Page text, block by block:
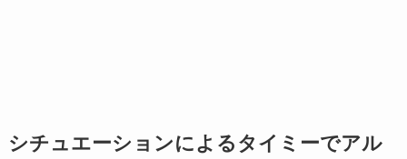
シチュエーションによるタイミーでアル